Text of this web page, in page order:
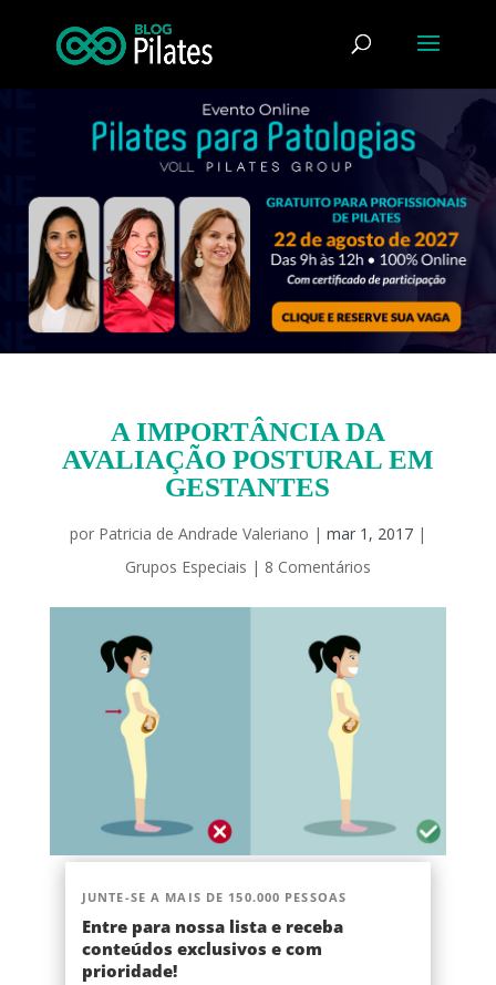
A IMPORTÂNCIA DA
AVALIAÇÃO POSTURAL EM
GESTANTES
por Patricia de Andrade Valeriano | mar 1, 2017|
Grupos Especiais | 8 Comentários
JUNTE-SE A MAIS DE 150.000 PESSOAS
Entre para nossa lista e receba
conteúdos exclusivos e com
prioridade!